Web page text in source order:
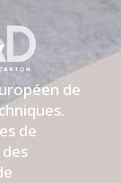
de
de